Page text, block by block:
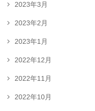
2023年3月
2023年2月
2023年1月
2022年12月
2022年11月
2022年10月